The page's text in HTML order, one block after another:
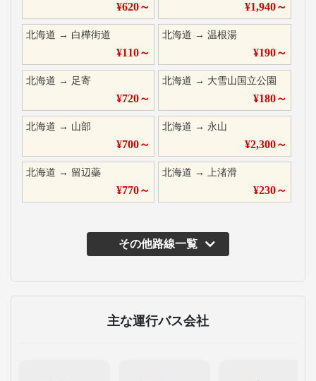
¥620～ ¥1,940～
北海道 → 白樺街道
¥110～
北海道 →温根湯
¥190～
北海道 → 足寄
¥720～
北海道 → 大雪山国立公園
¥180～
北海道 → 山部
¥700～
北海道 → 永山
¥2,300～
北海道 → 留辺蘂
¥770～
北海道 →上渚滑
¥230～
その他路線一覧
主な運行バス会社